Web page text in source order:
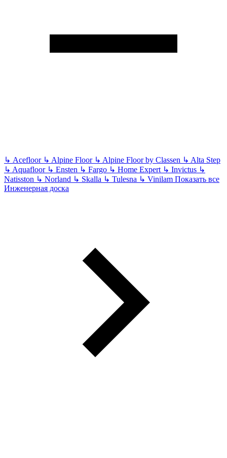
↳ Acefloor ↳ Alpine Floor ↳ Alpine Floor by Classen ↳ Alta Step
↳ Aquafloor ↳ Ensten ↳ Fargo ↳ Home Expert ↳ Invictus ↳
Natisston ↳ Norland ↳ Skalla ↳ Tulesna ↳ Vinilam Показать все
Инженерная доска